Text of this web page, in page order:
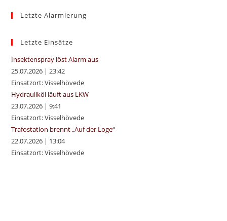
Letzte Alarmierung
Letzte Einsätze
Insektenspray löst Alarm aus
25.07.2026 |23:42
Einsatzort: Visselhövede
Hydrauliköl läuft aus LKW
23.07.2026 |9:41
Einsatzort: Visselhövede
Trafostation brennt „Auf der Loge“
22.07.2026 | 13:04
Einsatzort: Visselhövede